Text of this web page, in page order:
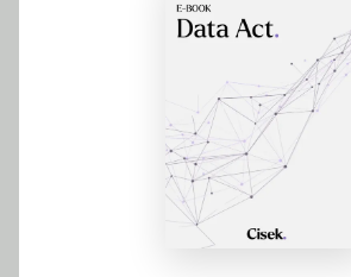
Rozhodnutí SDEU
Schrems II: je
využívat služby z